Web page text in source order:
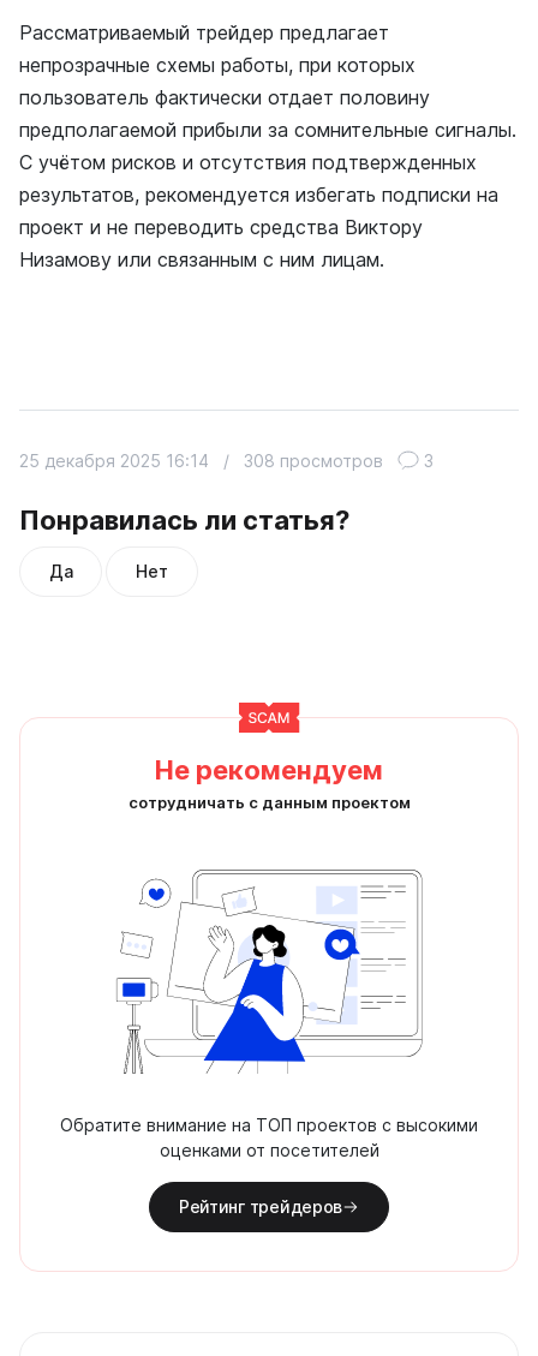
Рассматриваемый трейдер предлагает
непрозрачные схемы работы, при которых
пользователь фактически отдает половину
предполагаемой прибыли за сомнительные сигналы.
С учётом рисков и отсутствия подтвержденных
результатов, рекомендуется избегать подписки на
проект и не переводить средства Виктору
Низамову или связанным с ним лицам.
Понравилась ли статья?
Да Нет
25 декабря 2025 16:14 / 308 просмотров 3
Не рекомендуем
сотрудничать с данным проектом
Обратите внимание на ТОП проектов с высокими
оценками от посетителей
Рейтинг трейдеров